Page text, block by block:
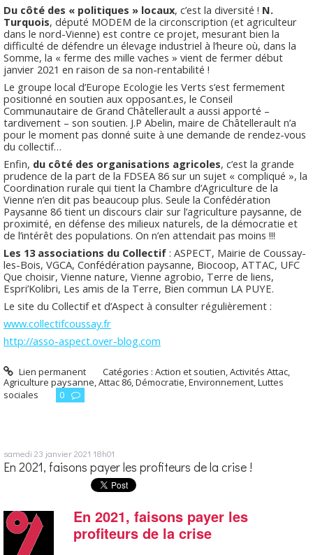
Du côté des « politiques » locaux, c’est la diversité ! N.
Turquois, député MODEM de la circonscription (et agriculteur
dans le nord-Vienne) est contre ce projet, mesurant bien la
difficulté de défendre un élevage industriel à l’heure où, dans la
Somme, la « ferme des mille vaches » vient de fermer début
janvier 2021 en raison de sa non-rentabilité !
Le groupe local d’Europe Ecologie les Verts s’est fermement
positionné en soutien aux opposant.es, le Conseil
Communautaire de Grand Châtellerault a aussi apporté –
tardivement – son soutien. J.P Abelin, maire de Châtellerault n’a
pour le moment pas donné suite à une demande de rendez-vous
du collectif…
Enfin, du côté des organisations agricoles, c’est la grande
prudence de la part de la FDSEA 86 sur un sujet « compliqué », la
Coordination rurale qui tient la Chambre d’Agriculture de la
Vienne n’en dit pas beaucoup plus. Seule la Confédération
Paysanne 86 tient un discours clair sur l’agriculture paysanne, de
proximité, en défense des milieux naturels, de la démocratie et
de l’intérêt des populations. On n’en attendait pas moins !!!
Les 13 associations du Collectif : ASPECT, Mairie de Coussay-
les-Bois, VGCA, Confédération paysanne, Biocoop, ATTAC, UFC
Que choisir, Vienne nature, Vienne agrobio, Terre de liens,
Espri’Kolibri, Les amis de la Terre, Bien commun LA PUYE.
Le site du Collectif et d’Aspect à consulter régulièrement :
www.collectifcoussay.fr
http://asso-aspect.over-blog.com
Lien permanent Catégories :Action et soutien,Activités Attac,
Agriculture paysanne,Attac 86,Démocratie,Environnement,Luttes
sociales
0
samedi 23 janvier 2021 18h01
En 2021, faisons payer les profiteurs de la crise !
En 2021, faisons payer les
profiteurs de la crise